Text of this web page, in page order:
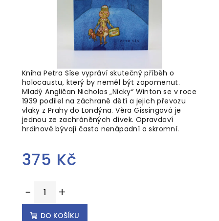
Kniha Petra Síse vypráví skutečný příběh o
holocaustu, který by neměl být zapomenut.
Mladý Angličan Nicholas „Nicky“ Winton se v roce
1939 podílel na záchraně dětí a jejich převozu
vlaky z Prahy do Londýna. Věra Gissingová je
jednou ze zachráněných dívek. Opravdoví
hrdinové bývají často nenápadní a skromní.
375 Kč
cena:
+
−
DO KOŠÍKU